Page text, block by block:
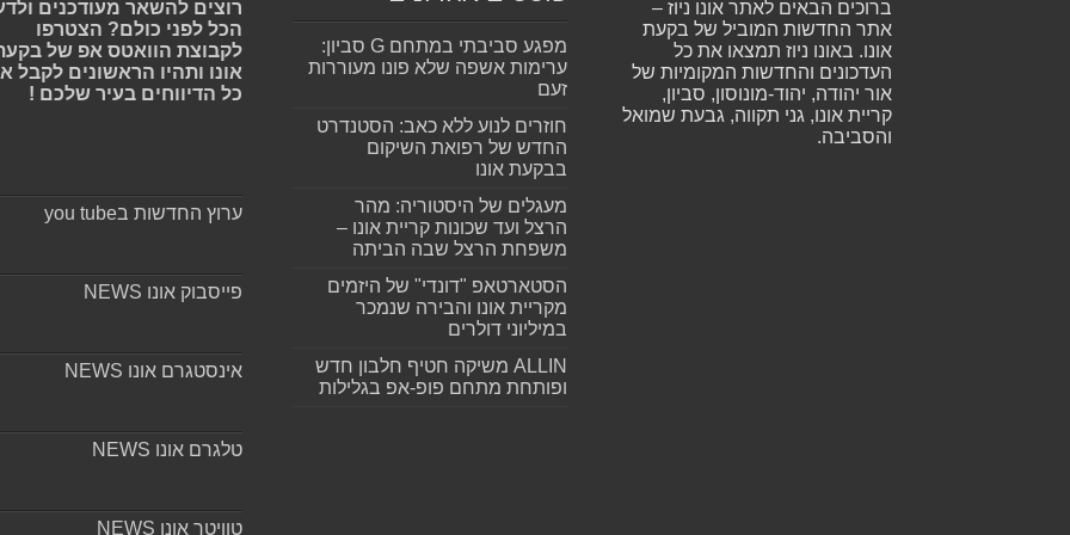
ברוכים הבאים לאתר אונו ניוז –
אתר החדשות המוביל של בקעת
אונו. באונו ניוז תמצאו את כל
העדכונים והחדשות המקומיות של
אור יהודה, יהוד-מונוסון, סביון,
קריית אונו, גני תקווה, גבעת שמואל
והסביבה.
מפגע סביבתי במתחם G סביון:
ערימות אשפה שלא פונו מעוררות
זעם
חוזרים לנוע ללא כאב: הסטנדרט
החדש של רפואת השיקום
בבקעת אונו
מעגלים של היסטוריה: מהר
הרצל ועד שכונות קריית אונו –
משפחת הרצל שבה הביתה
הסטארטאפ "דונדי" של היזמים
מקריית אונו והבירה שנמכר
במיליוני דולרים
ALLIN משיקה חטיף חלבון חדש
ופותחת מתחם פופ-אפ בגלילות
רוצים להשאר מעודכנים
הכל לפני כולם? הצטרפו
לקבוצת הוואטס אפ של
אונו ותהיו הראשונים לקבל
כל הדיווחים בעיר שלכם !
ערוץ החדשות בyou tube
פייסבוק אונו NEWS
אינסטגרם אונו NEWS
טלגרם אונו NEWS
טוויטר אונו NEWS